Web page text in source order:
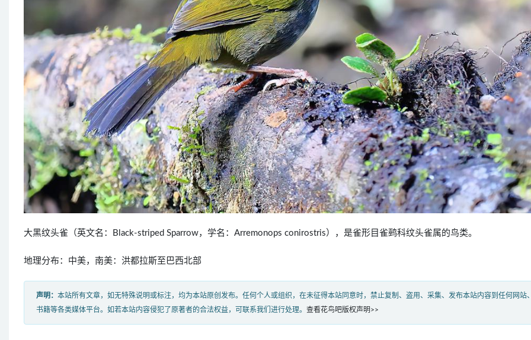
大黑纹头雀（英文名：Black-striped Sparrow，学名：Arremonops conirostris），是雀形目雀鹀科纹头雀属的鸟类。
地理分布：中美，南美：洪都拉斯至巴西北部
声明： 本站所有文章，如无特殊说明或标注，均为本站原创发布。任何个人或组织，在未征得本站同意时，禁止复制、盗用、采集、发布本站内容到任何网站
书籍等各类媒体平台。如若本站内容侵犯了原著者的合法权益，可联系我们进行处理。 查看花鸟吧版权声明>>